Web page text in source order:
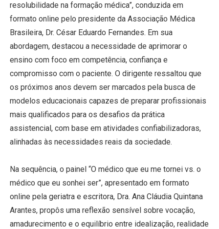
resolubilidade na formação médica”, conduzida em
formato online pelo presidente da Associação Médica
Brasileira, Dr. César Eduardo Fernandes. Em sua
abordagem, destacou a necessidade de aprimorar o
ensino com foco em competência, confiança e
compromisso com o paciente. O dirigente ressaltou que
os próximos anos devem ser marcados pela busca de
modelos educacionais capazes de preparar profissionais
mais qualificados para os desafios da prática
assistencial, com base em atividades confiabilizadoras,
alinhadas às necessidades reais da sociedade.
Na sequência, o painel “O médico que eu me tornei vs. o
médico que eu sonhei ser”, apresentado em formato
online pela geriatra e escritora, Dra. Ana Cláudia Quintana
Arantes, propôs uma reflexão sensível sobre vocação,
amadurecimento e o equilíbrio entre idealização, realidade